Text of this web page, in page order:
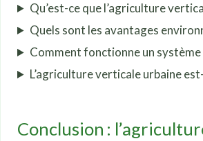
Qu’est-ce que l’agriculture
Quels sont les avantages
Comment fonctionne un
L’agriculture verticale urbaine
Conclusion :